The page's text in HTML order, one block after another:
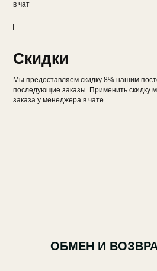
в чат
Скидки
Мы предоставляем скидку 8% нашим
последующие заказы. Применить скидку
заказа у менеджера в чате
ОБМЕН И